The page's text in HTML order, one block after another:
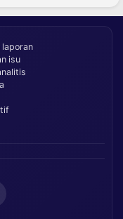
laporan
isu